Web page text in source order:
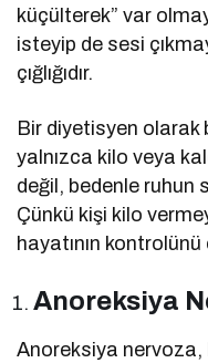
küçülterek” var
isteyip de sesi
çığlığıdır.
Bir diyetisyen olarak
yalnızca kilo veya
değil, bedenle ruhun
Çünkü kişi kilo
hayatının
Anoreksiya
Anoreksiya nervoza,